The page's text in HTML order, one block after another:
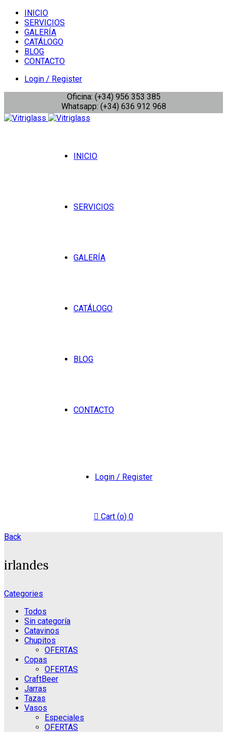
INICIO
SERVICIOS
GALERÍA
CATÁLOGO
BLOG
CONTACTO
Login / Register
Oficina: (+34) 956 353 385
Whatsapp: (+34) 636 912 968
INICIO
SERVICIOS
GALERÍA
CATÁLOGO
BLOG
CONTACTO
Login / Register
Cart (o) 0
Back
irlandes
Categories
Todos
Sin categoría
Catavinos
Chupitos
OFERTAS
Copas
OFERTAS
CraftBeer
Jarras
Tazas
Vasos
Especiales
OFERTAS